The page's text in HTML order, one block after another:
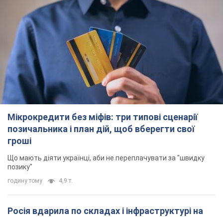
Мікрокредити без міфів: три типові сценарії
позичальника і план дій, щоб вберегти свої
гроші
Що мають діяти українці, аби не переплачувати за "швидку
позику"
годину тому 4,9 т.
Росія вдарила по складах і інфраструктурі на